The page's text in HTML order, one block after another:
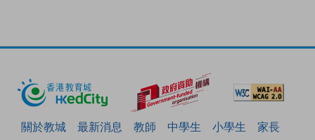
關於教城 最新消息 教師 中學生 小學生
家長